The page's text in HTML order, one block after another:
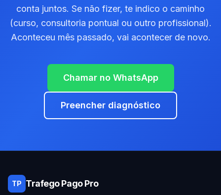
conta juntos. Se não fizer, te indico o caminho
(curso, consultoria pontual ou outro profissional).
Aconteceu mês passado, vai acontecer de novo.
Chamar no WhatsApp
Preencher diagnóstico
TP Trafego Pago Pro